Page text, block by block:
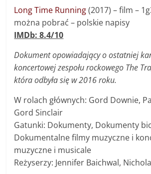
Long Time Running(2017) – film –
można pobrać – polskie napisy
IMDb: 8.4/10
Dokument opowiadający o ostatniej
koncertowej zespołu rockowego The
która odbyła się w 2016 roku.
W rolach głównych: Gord Downie,
Gord Sinclair
Gatunki: Dokumenty, Dokumenty
Dokumentalne filmy muzyczne i
muzyczne i musicale
Reżyserzy: Jennifer Baichwal,